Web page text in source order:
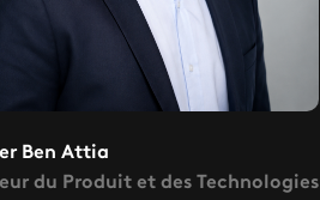
Ben Attia
du Produit et des Technologies